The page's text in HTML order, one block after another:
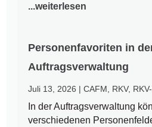
...weiterlesen
Personenfavoriten in
Auftragsverwaltung
Juli 13, 2026 |CAFM RKV,
In der Auftragsverwaltung
verschiedenen